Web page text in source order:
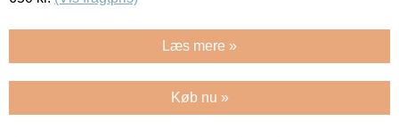
Læs mere »
Køb nu »